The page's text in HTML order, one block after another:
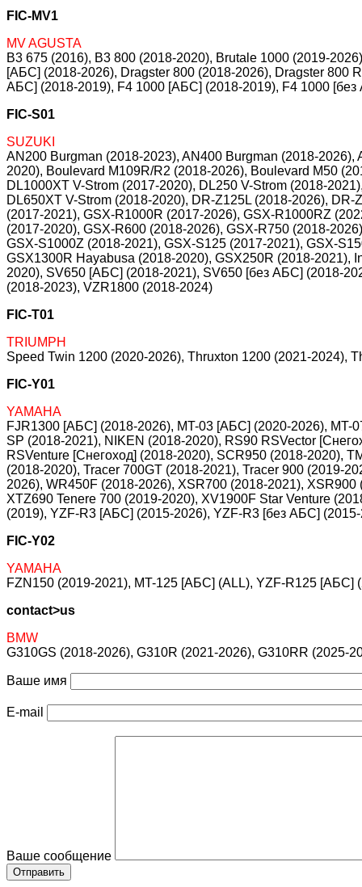
FIC-MV1
MV AGUSTA
B3 675 (2016), B3 800 (2018-2020), Brutale 1000 (2019-
[АБС] (2018-2026), Dragster 800 (2018-2026), Dragster 800
АБС] (2018-2019), F4 1000 [АБС] (2018-2019), F4 1000
FIC-S01
SUZUKI
AN200 Burgman (2018-2023), AN400 Burgman (2018-
2020), Boulevard M109R/R2 (2018-2026), Boulevard M50
DL1000XT V-Strom (2017-2020), DL250 V-Strom (2018-
DL650XT V-Strom (2018-2020), DR-Z125L (2018-2026),
(2017-2021), GSX-R1000R (2017-2026), GSX-R1000RZ
(2017-2020), GSX-R600 (2018-2026), GSX-R750 (2018-
GSX-S1000Z (2018-2021), GSX-S125 (2017-2021), GSX-
GSX1300R Hayabusa (2018-2020), GSX250R (2018-2021),
2020), SV650 [АБС] (2018-2021), SV650 [без АБС] (2018-
(2018-2023), VZR1800 (2018-2024)
FIC-T01
TRIUMPH
Speed Twin 1200 (2020-2026), Thruxton 1200 (2021-2024),
FIC-Y01
YAMAHA
FJR1300 [АБС] (2018-2026), MT-03 [АБС] (2020-2026), MT-
SP (2018-2021), NIKEN (2018-2020), RS90 RSVector
RSVenture [Снегоход] (2018-2020), SCR950 (2018-2020),
(2018-2020), Tracer 700GT (2018-2021), Tracer 900 (2019-
2026), WR450F (2018-2026), XSR700 (2018-2021),
XTZ690 Tenere 700 (2019-2020), XV1900F Star Venture
(2019), YZF-R3 [АБС] (2015-2026), YZF-R3 [без АБС]
FIC-Y02
YAMAHA
FZN150 (2019-2021), MT-125 [АБС] (ALL), YZF-R125 [АБС]
contact>us
BMW
G310GS (2018-2026), G310R (2021-2026), G310RR (2025-
Ваше имя
E-mail
Ваше сообщение